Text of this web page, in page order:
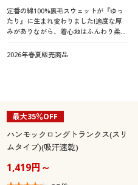
定番の綿100%裏毛スウェットが『ゆっ
たり』に生まれ変わりました!適度な厚
みがありながら、着心地はふんわり柔ら
か!抗菌・防臭仕上げの綿100%スウェッ
トパンツ
2026年春夏販売商品
最大35％OFF
ハンモックロングトランクス(スリ
ムタイプ)(吸汗速乾)
1,419円～